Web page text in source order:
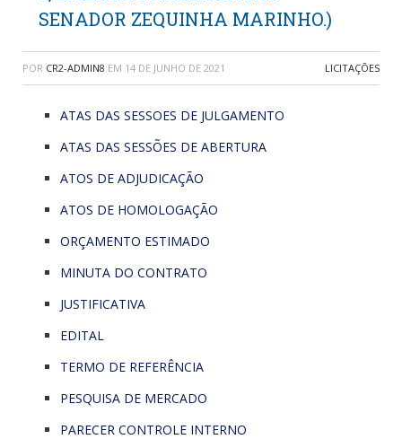
SENADOR ZEQUINHA MARINHO.)
POR CR2-ADMIN8 EM 14 DE JUNHO DE 2021 LICITAÇÕES
ATAS DAS SESSOES DE JULGAMENTO
ATAS DAS SESSÕES DE ABERTURA
ATOS DE ADJUDICAÇÃO
ATOS DE HOMOLOGAÇÃO
ORÇAMENTO ESTIMADO
MINUTA DO CONTRATO
JUSTIFICATIVA
EDITAL
TERMO DE REFERÊNCIA
PESQUISA DE MERCADO
PARECER CONTROLE INTERNO